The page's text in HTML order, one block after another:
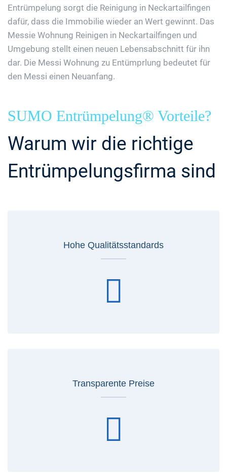
Entrümpelung sorgt die Reinigung in Neckartailfingen
dafür, dass die Immobilie wieder an Wert gewinnt. Das
Messie Wohnung Reinigen in Neckartailfingen und
Umgebung stellt einen neuen Lebensabschnitt für ihn
dar. Die Messi Wohnung zu Entümprlung bedeutet für
den Messi einen Neuanfang.
SUMO Entrümpelung® Vorteile?
Warum wir die richtige
Entrümpelungsfirma sind
Hohe Qualitätsstandards
Transparente Preise